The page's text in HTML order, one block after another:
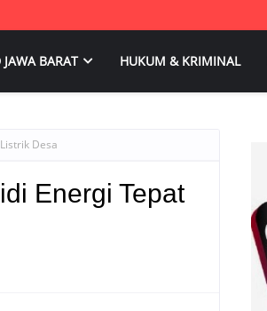
JAWA BARAT HUKUM & KRIMINAL
Desa
Energi Tepat